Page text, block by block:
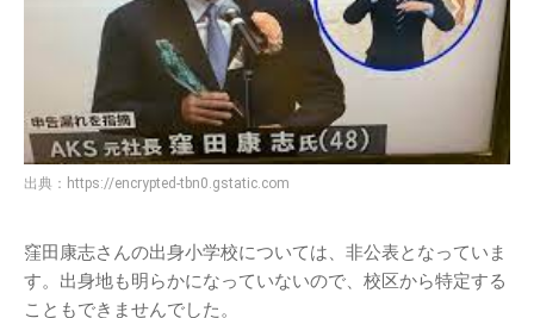
出典： https://encrypted-tbn0.gstatic.com
窪田康志さんの出身小学校については、非公表となっていま
す。出身地も明らかになっていないので、校区から特定する
こともできませんでした。